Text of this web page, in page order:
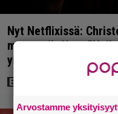
Nyt Netflixissä:
mysteerileffa –
yllätyskäänteiden
Arvostamme